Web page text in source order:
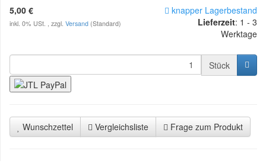
5,00 €
inkl. 0% USt. , zzgl. Versand (Standard)
knapper Lagerbestand
Lieferzeit: 1 - 3
Werktage
Stück
Wunschzettel Vergleichsliste Frage zum Produkt